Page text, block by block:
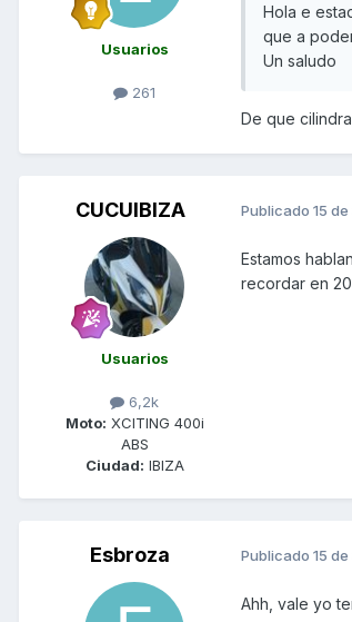
Usuarios
261
Hola e
que a
Un saludo
De que
CUCUIBIZA
Usuarios
6,2k
Moto: XCITING 400i
ABS
Ciudad: IBIZA
Publicado 15
Estamos
recordar en
Esbroza Publicado 15
Ahh, vale yo